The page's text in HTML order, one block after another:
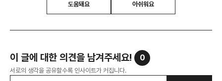
도움돼요 아쉬워요
이 글에 대한 의견을 남겨주세요! 0
서로의 생각을 공유할수록 인사이트가 커집니다.